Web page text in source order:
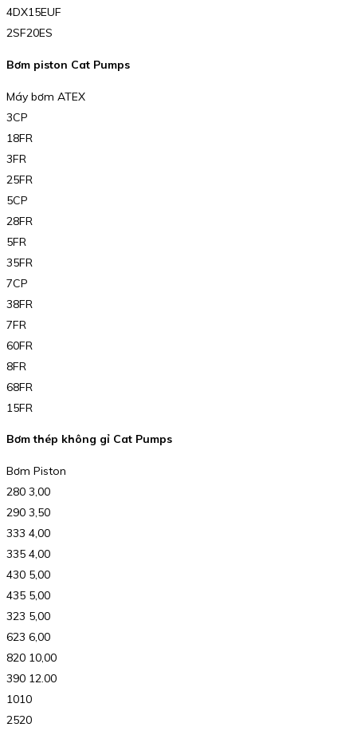
4DX15EUF
2SF20ES
Bơm piston Cat Pumps
Máy bơm ATEX
3CP
18FR
3FR
25FR
5CP
28FR
5FR
35FR
7CP
38FR
7FR
60FR
8FR
68FR
15FR
Bơm thép không gỉ Cat Pumps
Bơm Piston
280 3,00
290 3,50
333 4,00
335 4,00
430 5,00
435 5,00
323 5,00
623 6,00
820 10,00
390 12.00
1010
2520